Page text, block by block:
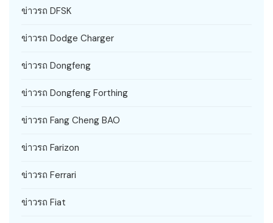
ข่าวรถ DFSK
ข่าวรถ Dodge Charger
ข่าวรถ Dongfeng
ข่าวรถ Dongfeng Forthing
ข่าวรถ Fang Cheng BAO
ข่าวรถ Farizon
ข่าวรถ Ferrari
ข่าวรถ Fiat